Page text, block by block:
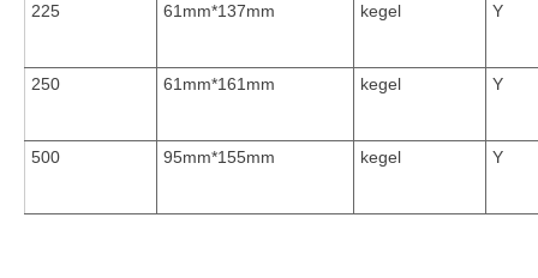
225 61mm*137mm kegel Y
250 61mm*161mm kegel Y
500 95mm*155mm kegel Y